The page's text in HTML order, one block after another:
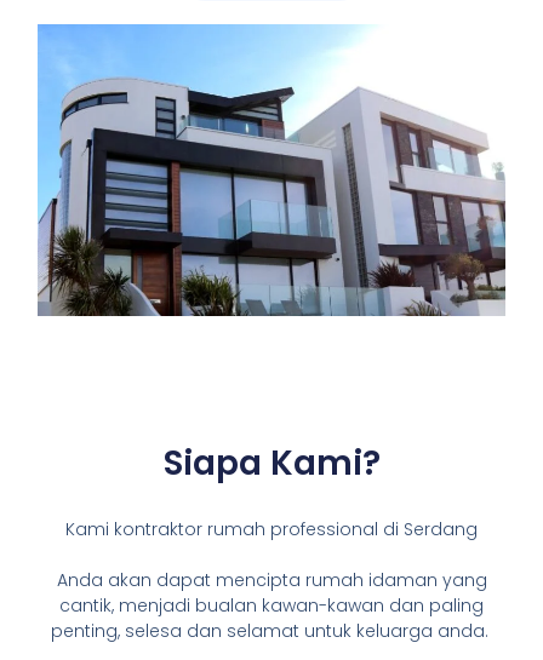
Siapa Kami?
Kami kontraktor rumah professional di Serdang
Anda akan dapat mencipta rumah idaman yang
cantik, menjadi bualan kawan-kawan dan paling
penting, selesa dan selamat untuk keluarga anda.